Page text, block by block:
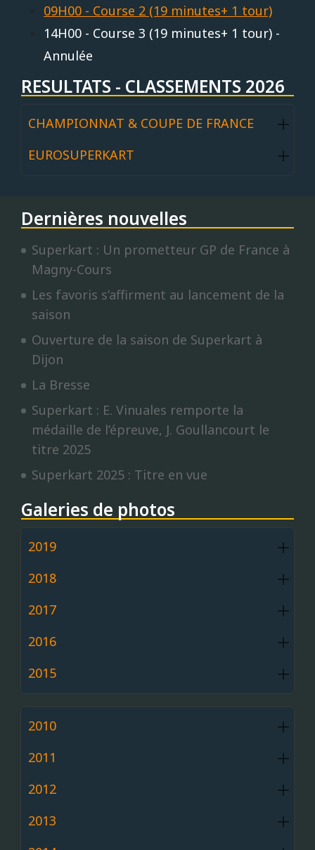
09H00 - Course 2 (19 minutes+ 1 tour)
14H00 - Course 3 (19 minutes+ 1 tour) -
Annulée
RESULTATS - CLASSEMENTS 2026
CHAMPIONNAT & COUPE DE FRANCE
EUROSUPERKART
Dernières nouvelles
Superkart : Un prometteur GP de France à
Magny-Cours
Les favoris s’affirment au lancement de la
saison
Ouverture de la saison de Superkart à
Dijon
La Bresse
Superkart : E. Vinuales remporte la
médaille de l’épreuve, J. Goullancourt le
titre 2025
Superkart 2025 : Titre en vue
Galeries de photos
2019
2018
2017
2016
2015
2010
2011
2012
2013